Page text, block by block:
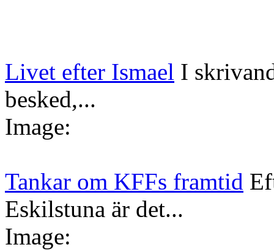
Livet efter Ismael I
besked,...
Image:
Tankar om KFFs framtid
Eskilstuna är det...
Image: